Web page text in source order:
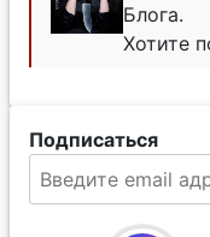
Блога.
Хотите
Подписаться